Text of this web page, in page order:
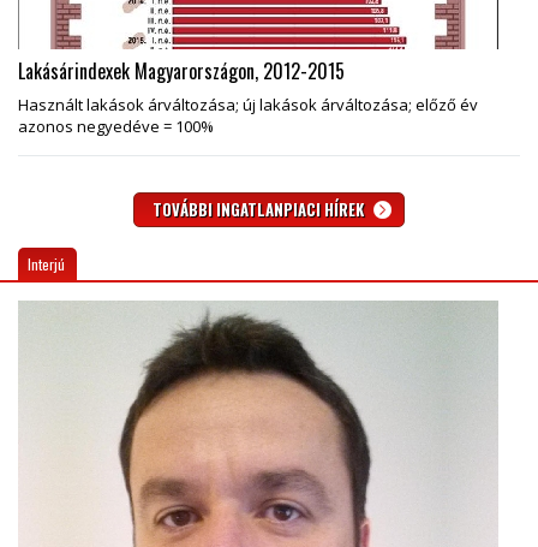
Lakásárindexek Magyarországon, 2012-2015
Használt lakások árváltozása; új lakások árváltozása; előző év
azonos negyedéve = 100%
TOVÁBBI INGATLANPIACI HÍREK
Interjú